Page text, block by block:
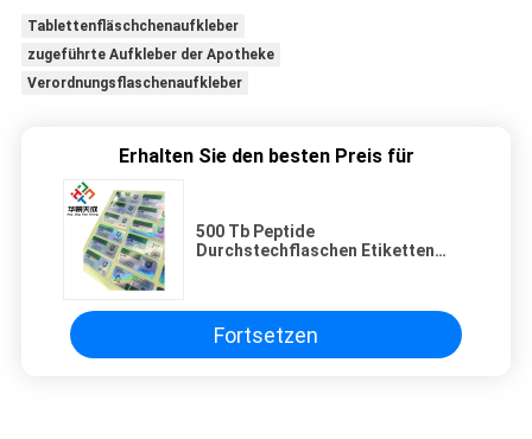
Tablettenfläschchenaufkleber
zugeführte Aufkleber der Apotheke
Verordnungsflaschenaufkleber
Erhalten Sie den besten Preis für
500 Tb Peptide
Durchstechflaschen Etiketten
Fortsetzen